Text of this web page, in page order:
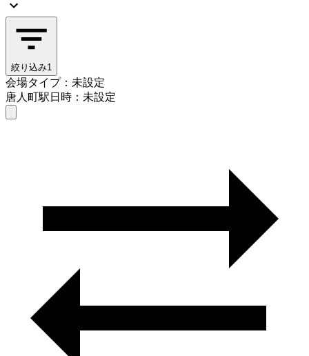
絞り込み1
会場タイプ：未設定
唐人町駅日時：未設定